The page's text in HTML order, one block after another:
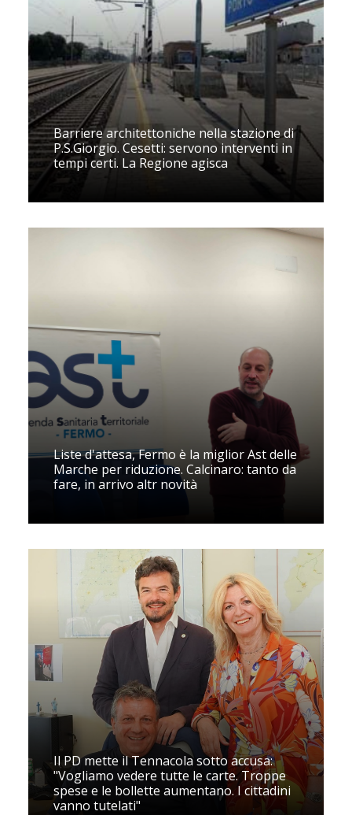
Barriere architettoniche nella stazione di
P.S.Giorgio. Cesetti: servono interventi in
tempi certi. La Regione agisca
Liste d'attesa, Fermo è la miglior Ast delle
Marche per riduzione. Calcinaro: tanto da
fare, in arrivo altr novità
Il PD mette il Tennacola sotto accusa:
"Vogliamo vedere tutte le carte. Troppe
spese e le bollette aumentano. I cittadini
vanno tutelati"